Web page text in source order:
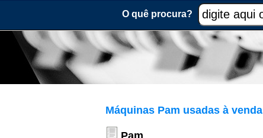
O quê procura?
Máquinas Pam usadas à venda
Pam